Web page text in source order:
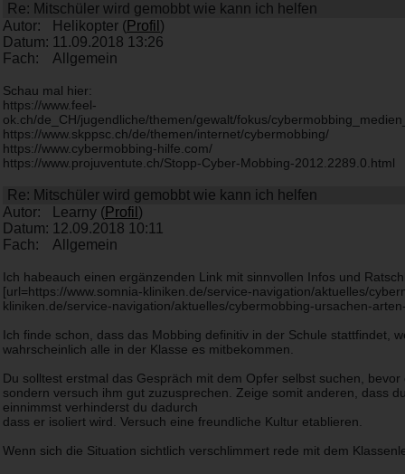
Re: Mitschüler wird gemobbt wie kann ich helfen
Autor:
Helikopter (Profil )
Datum: 11.09.2018 13:26
Fach:
Allgemein
Schau mal hier:
https://www.feel-
ok.ch/de_CH/jugendliche/themen/gewalt/fokus/
https://www.skppsc.ch/de/themen/internet/cybermobbing/
https://www.cybermobbing-hilfe.com/
https://www.projuventute.ch/Stopp-Cyber-Mobbing-2012.2289.0.html
Re: Mitschüler wird gemobbt wie kann ich helfen
Autor:
Learny (Profil )
Datum: 12.09.2018 10:11
Fach:
Allgemein
Ich habeauch einen ergänzenden Link mit sinnvollen Infos und
[url=https://www.somnia-kliniken.de/service-navigation/aktuelles/
kliniken.de/service-navigation/aktuelles/cybermobbing-ursachen-
Ich finde schon, dass das Mobbing definitiv in der Schule stattfindet,
wahrscheinlich alle in der Klasse es mitbekommen.
Du solltest erstmal das Gespräch mit dem Opfer selbst suchen,
sondern versuch ihm gut zuzusprechen. Zeige somit anderen, dass
einnimmst verhinderst du dadurch
dass er isoliert wird. Versuch eine freundliche Kultur etablieren.
Wenn sich die Situation sichtlich verschlimmert rede mit dem